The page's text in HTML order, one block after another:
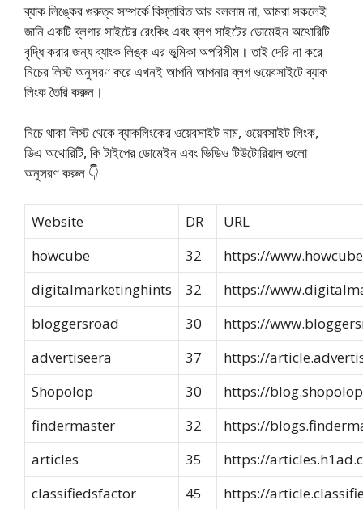
ব্যাক লিঙ্কের গুরুত্ব সম্পর্কে বিস্তারিত আর বললাম না, আমরা সকলেই
জানি একটি ব্লগার সাইটের রেংকিং এবং ব্লগ সাইটের ডোমেইন অথোরিটি
বৃদ্ধি করার জন্য ব্যাংক লিঙ্ক এর ভূমিকা অপরিসীম। তাই দেরি না করে
নিচের লিস্ট অনুসরণ করে এখনই আপনি আপনার ব্লগ ওয়েবসাইটে ব্যাক
লিংক তৈরি করুন।
নিচে থাকা লিস্ট থেকে ব্যাকলিংকের ওয়েবসাইট নাম, ওয়েবসাইট লিংক,
ডিএ অথোরিটি, কি টাইপের ডোমেইন এবং ভিডিও টিউটোরিয়াল গুলো
অনুসরণ করুন 👇
Website DR
URL
howcube
32
https://
digitalmarketinghints
32
https://
bloggersroad
30
https://
advertiseera
37
https://
Shopolop
30
https://
findermaster
32
https://
articles
35
https://
classifiedsfactor
45
https://